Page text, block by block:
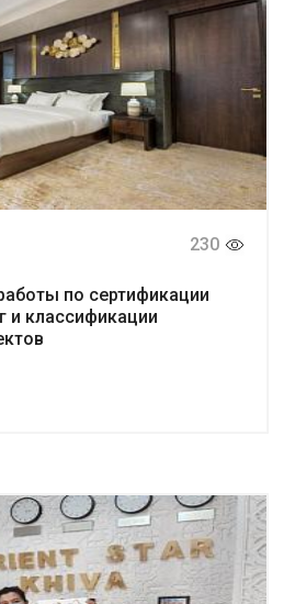
230
по сертификации
и классификации